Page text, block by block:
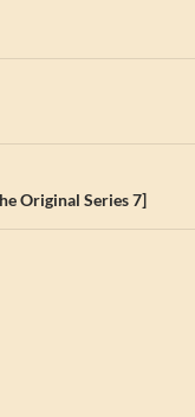
Original Series 7]